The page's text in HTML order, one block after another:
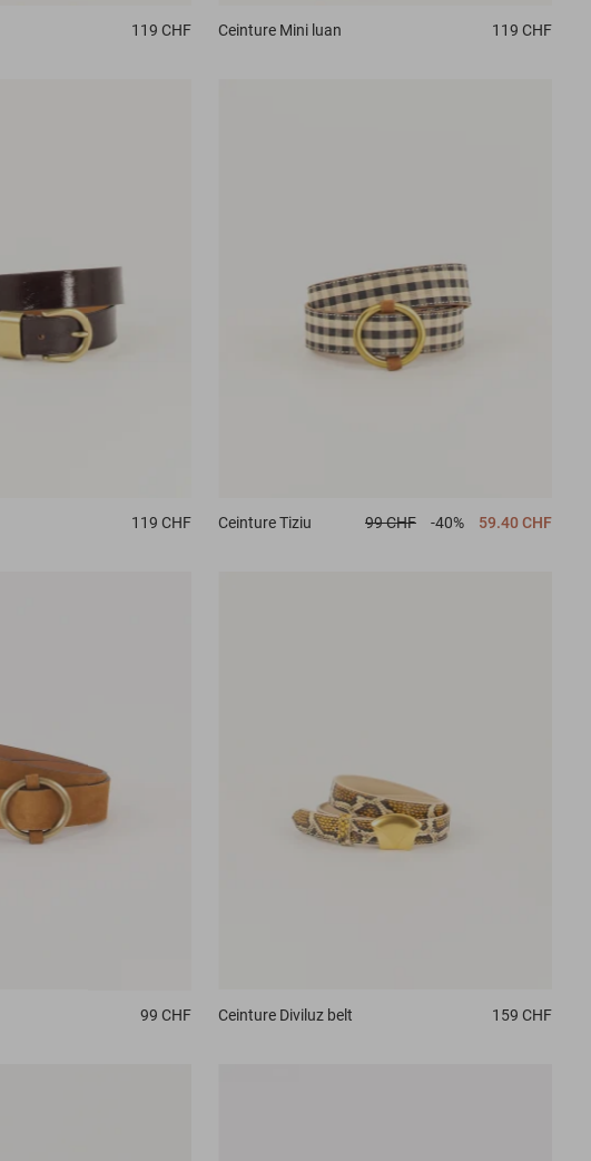
119 CHF Ceinture Mini luan 119 CHF
119 CHF Ceinture Tiziu 99 CHF -40% 59.40 CHF
99 CHF Ceinture Diviluz belt 159 CHF